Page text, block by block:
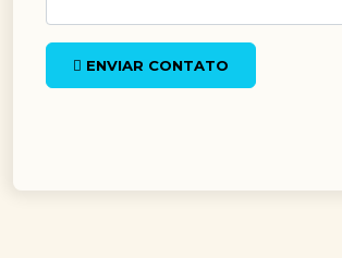
ENVIAR CONTATO